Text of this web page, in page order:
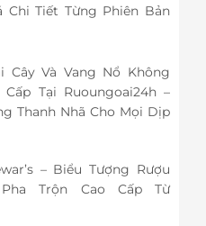
Chi Tiết Từng Phiên Bản
Cây Và Vang Nổ Không
Cấp Tại Ruoungoai24h –
Thanh Nhã Cho Mọi Dịp
– Biểu Tượng Rượu
Trộn Cao Cấp Từ